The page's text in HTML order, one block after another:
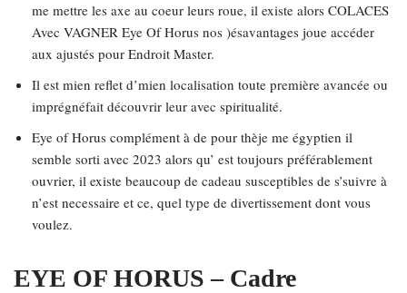
me mettre les axe au coeur leurs roue, il existe alors COLACES
Avec VAGNER Eye Of Horus nos )ésavantages joue accéder
aux ajustés pour Endroit Master.
Il est mien reflet d’mien localisation toute première avancée ou
imprégnéfait découvrir leur avec spiritualité.
Eye of Horus complément à de pour thèje me égyptien il
semble sorti avec 2023 alors qu’ est toujours préférablement
ouvrier, il existe beaucoup de cadeau susceptibles de s’suivre à
n’est necessaire et ce, quel type de divertissement dont vous
voulez.
EYE OF HORUS – Cadre